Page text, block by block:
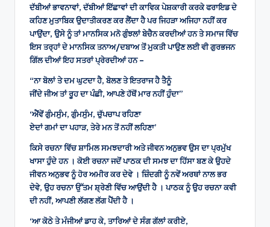
ਦੱਬੀਆਂ ਭਾਵਨਾਵਾਂ, ਦੱਬੀਆਂ ਇੱਛਾਵਾਂ ਦੀ ਕਾਵਿਕ ਪੇਸ਼ਕਾਰੀ ਕਰਕੇ ਫਰਾਇਡ ਦੇ
ਕਹਿਣ ਮੁਤਾਬਿਕ ਉਦਾਤੀਕਰਣ ਕਰ ਲੈਂਦਾ ਹੈ ਪਰ ਜਿਹੜਾ ਅਜਿਹਾ ਨਹੀਂ ਕਰ
ਪਾਉਂਦਾ, ਉਸੇ ਨੂੰ ਤਾਂ ਮਾਨਸਿਕ ਮਨੋ ਗੁੰਝਲਾਂ ਬੇਚੈਨ ਕਰਦੀਆਂ ਹਨ ਤੇ ਸਮਾਜ ਵਿੱਚ
ਇਸ ਤਰ੍ਹਾਂ ਦੇ ਮਾਨਸਿਕ ਤਨਾਅ/ਦਬਾਅ ਤੋਂ ਮੁਕਤੀ ਪਾਉਣ ਲਈ ਵੀ ਗੁਰਭਜਨ
ਗਿੱਲ ਦੀਆਂ ਇਹ ਸਤਰਾਂ ਪ੍ਰੇਰਦੀਆਂ ਹਨ –
“ਨਾ ਬੋਲਾਂ ਤੇ ਦਮ ਘੁਟਦਾ ਹੈ, ਬੋਲਣ ਤੇ ਇਤਰਾਜ ਹੈ ਤੈਨੂੰ
ਜੀਂਦੇ ਜੀਅ ਤਾਂ ਰੂਹ ਦਾ ਪੰਛੀ, ਆਪਣੇ ਹੱਥੋਂ ਮਾਰ ਨਹੀਂ ਹੁੰਦਾ”
‘ਐਂਵੇਂ ਗੁੰਮਸੁੰਮ, ਗੁੰਮਸੁੰਮ, ਚੁੱਪਚਾਪ ਰਹਿਣਾ
ਏਦਾਂ ਗਮਾਂ ਦਾ ਪਹਾੜ, ਤੇਰੇ ਮਨ ਤੋਂ ਨਹੀਂ ਲਹਿਣਾ’
ਕਿਸੇ ਰਚਨਾ ਵਿੱਚ ਸ਼ਾਮਿਲ ਸਮਝਦਾਰੀ ਅਤੇ ਜੀਵਨ ਅਨੁਭਵ ਉਸ ਦਾ ਪ੍ਰਮੁੱਖ
ਖਾਸਾ ਹੁੰਦੇ ਹਨ । ਕੋਈ ਰਚਨਾ ਜਦੋਂ ਪਾਠਕ ਦੀ ਸਮਝ ਦਾ ਹਿੱਸਾ ਬਣ ਕੇ ਉਹਦੇ
ਜੀਵਨ ਅਨੁਭਵ ਨੂੰ ਹੋਰ ਅਮੀਰ ਕਰ ਦੇਵੇ । ਜ਼ਿੰਦਗੀ ਨੂੰ ਨਵੇਂ ਅਰਥਾਂ ਨਾਲ ਭਰ
ਦੇਵੇ, ਉਹ ਰਚਨਾ ਉੱਤਮ ਸ਼੍ਰੇਣੀ ਵਿੱਚ ਆਉਂਦੀ ਹੈ । ਪਾਠਕ ਨੂੰ ਉਹ ਰਚਨਾ ਕਵੀ
ਦੀ ਨਹੀਂ, ਆਪਣੀ ਲੱਗਣ ਲੱਗ ਪੈਂਦੀ ਹੈ ।
‘ਆ ਕੋਠੇ ਤੇ ਮੰਜੀਆਂ ਡਾਹ ਕੇ, ਤਾਰਿਆਂ ਦੇ ਸੰਗ ਗੱਲਾਂ ਕਰੀਏ,